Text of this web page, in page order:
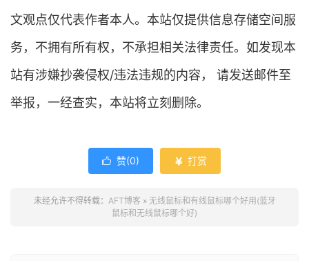
文观点仅代表作者本人。本站仅提供信息存储空间服
务，不拥有所有权，不承担相关法律责任。如发现本
站有涉嫌抄袭侵权/违法违规的内容， 请发送邮件至
举报，一经查实，本站将立刻删除。
 赞(0)  打赏
未经允许不得转载： AFT博客 » 无线鼠标和有线鼠标哪个好用(蓝牙
鼠标和无线鼠标哪个好)